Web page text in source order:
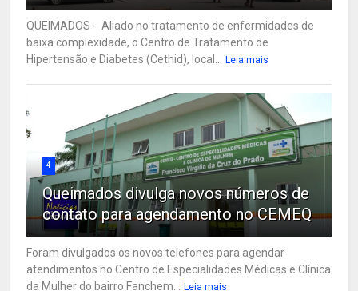
QUEIMADOS - Aliado no tratamento de enfermidades de
baixa complexidade, o Centro de Tratamento de
Hipertensão e Diabetes (Cethid), local...
Leia mais
4
Queimados divulga novos números de
contato para agendamento no CEMEQ
Foram divulgados os novos telefones para agendar
atendimentos no Centro de Especialidades Médicas e Clínica
da Mulher do bairro Fanchem...
Leia mais